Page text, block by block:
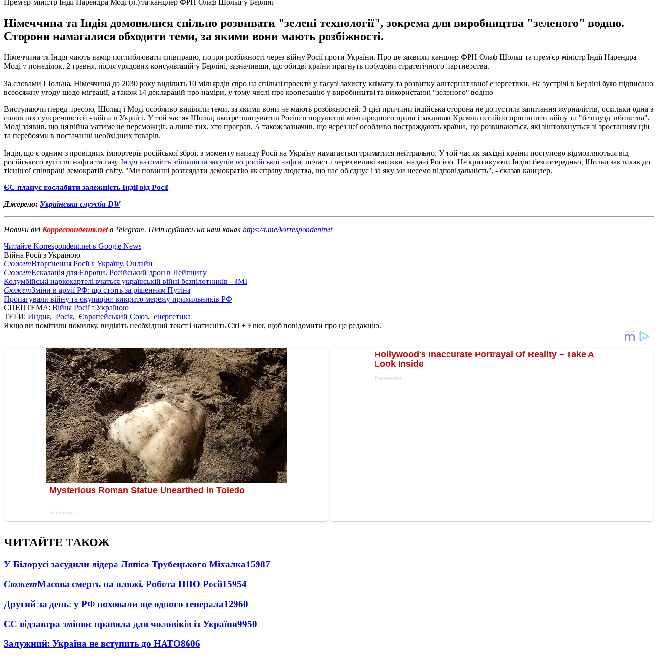
Прем'єр-міністр Індії Нарендра Моді (л.) та канцлер ФРН Олаф Шольц у Берліні
Німеччина та Індія домовилися спільно розвивати "зелені технології", зокрема для виробництва "зеленого" водню.
Сторони намагалися обходити теми, за якими вони мають розбіжності.
Німеччина та Індія мають намір поглиблювати співпрацю, попри розбіжності через війну Росії проти України. Про це заявили канцлер ФРН Олаф Шольц та прем'єр-міністр Індії Нарендра
Моді у понеділок, 2 травня, після урядових консультацій у Берліні, зазначивши, що обидві країни прагнуть побудови стратегічного партнерства.
За словами Шольца, Німеччина до 2030 року виділить 10 мільярдів євро на спільні проекти у галузі захисту клімату та розвитку альтернативної енергетики. На зустрічі в Берліні було підписано
всеосяжну угоду щодо міграції, а також 14 декларацій про наміри, у тому числі про кооперацію у виробництві та використанні "зеленого" водню.
Виступаючи перед пресою, Шольц і Моді особливо виділяли теми, за якими вони не мають розбіжностей. З цієї причини індійська сторона не допустила запитання журналістів, оскільки одна з
головних суперечностей - війна в Україні. У той час як Шольц вкотре звинуватив Росію в порушенні міжнародного права і закликав Кремль негайно припинити війну та "безглузді вбивства",
Моді заявив, що ця війна матиме не переможців, а лише тих, хто програв. А також зазначив, що через неї особливо постраждають країни, що розвиваються, які зіштовхнуться зі зростанням цін
та перебоями в постачанні необхідних товарів.
Індія, що є одним з провідних імпортерів російської зброї, з моменту нападу Росії на Україну намагається триматися нейтрально. У той час як західні країни поступово відмовляються від
російського вугілля, нафти та газу, Індія натомість збільшила закупівлю російської нафти, почасти через великі знижки, надані Росією. Не критикуючи Індію безпосередньо, Шольц закликав до
тіснішої співпраці демократій світу. "Ми повинні розглядати демократію як справу людства, що нас об'єднує і за яку ми несемо відповідальність", - сказав канцлер.
ЄС планує послабити залежність Індії від Росії
Джерело: Українська служба DW
Новини від Корреспондент.netв Telegram. Підписуйтесь на наш канал https://t.me/korrespondentnet
Читайте Korrespondent.net в Google News
Війна Росії з Україною
СюжетВторгнення Росії в Україну. Онлайн
СюжетЕскалація для Європи. Російський дрон в Лейпцигу
Колумбійські наркокартелі вчаться українській війні безпілотників - ЗМІ
СюжетЗміни в армії РФ: що стоїть за рішенням Путіна
Пропагували війну та окупацію: викрито мережу прихильників РФ
СПЕЦТЕМА: Війна Росії з Україною
ТЕГИ: Индия, Росія, Європейський Союз, енергетика
Якщо ви помітили помилку, виділіть необхідний текст і натисніть Ctrl + Enter, щоб повідомити про це редакцію.
ЧИТАЙТЕ ТАКОЖ
У Білорусі засудили лідера Ляпіса Трубецького Міхалка15987
СюжетМасова смерть на пляжі. Робота ППО Росії15954
Другий за день: у РФ поховали ще одного генерала12960
ЄС відзавтра змінює правила для чоловіків із України9950
Залужний: Україна не вступить до НАТО8606